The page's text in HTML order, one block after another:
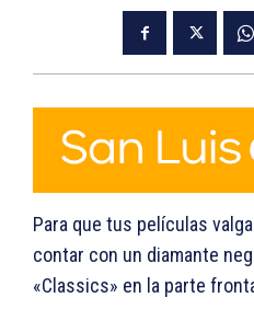
Para que tus películas
contar con un diamante
«Classics» en la parte